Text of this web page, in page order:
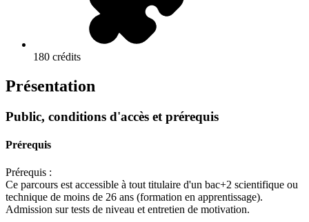
180 crédits
Présentation
Public, conditions d'accès et prérequis
Prérequis
Prérequis :
Ce parcours est accessible à tout titulaire d'un bac+2 scientifique ou
technique de moins de 26 ans (formation en apprentissage).
Admission sur tests de niveau et entretien de motivation.